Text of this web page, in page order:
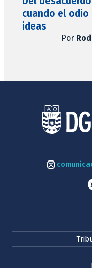
cuando el odio
ideas
Por